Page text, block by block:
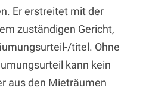
Er erstreitet mit der
zuständigen Gericht,
titel. Ohne
kann kein
aus den Mieträumen